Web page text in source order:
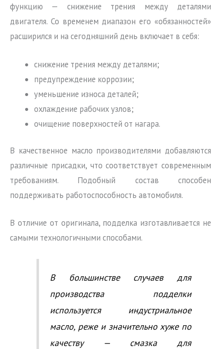
функцию — снижение трения между деталями
двигателя. Со временем диапазон его «обязанностей»
расширился и на сегодняшний день включает в себя:
снижение трения между деталями;
предупреждение коррозии;
уменьшение износа деталей;
охлаждение рабочих узлов;
очищение поверхностей от нагара.
В качественное масло производителями добавляются
различные присадки, что соответствует современным
требованиям. Подобный состав способен
поддерживать работоспособность автомобиля.
В отличие от оригинала, подделка изготавливается не
самыми технологичными способами.
В большинстве случаев для
производства подделки
используется индустриальное
масло, реже и значительно хуже по
качеству — смазка для